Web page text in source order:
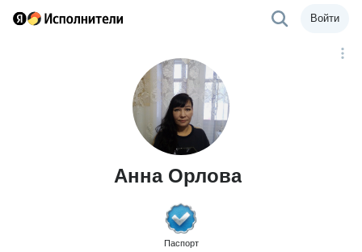
Войти
Анна Орлова
Паспорт